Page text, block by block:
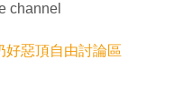
channel
好惡頂自由討論區